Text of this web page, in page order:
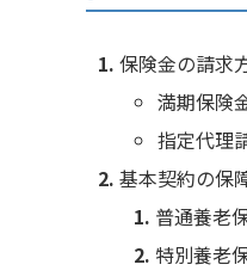
保険金の請求
満期保険
指定代理
基本契約の保
普通養老
特別養老